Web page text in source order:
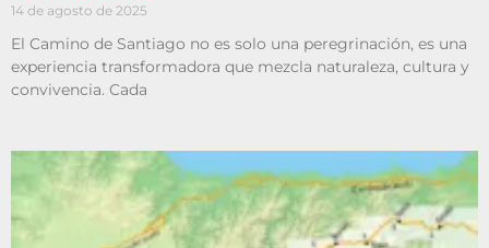
14 de agosto de 2025
El Camino de Santiago no es solo una peregrinación, es una
experiencia transformadora que mezcla naturaleza, cultura y
convivencia. Cada